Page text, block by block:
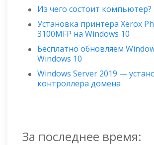
Из чего состоит компьютер?
Установка принтера Xerox
3100MFP на Windows 10
Бесплатно обновляем
Windows 10
Windows Server 2019 —
контроллера домена
За последнее время: